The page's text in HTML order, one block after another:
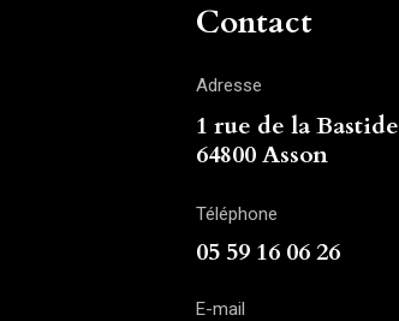
Contact
Adresse
1 rue de la Bastide
64800 Asson
Téléphone
05 59 16 06 26
E-mail